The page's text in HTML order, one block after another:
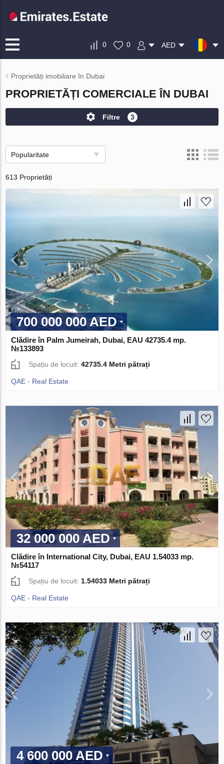
0 0 AED
Proprietăți imobiliare în Dubai
PROPRIETĂȚI COMERCIALE ÎN DUBAI
Filtre 3
Popularitate
613 Proprietăți
700 000 000 AED
Clădire în Palm Jumeirah, Dubai, EAU 42735.4 mp.
№133893
Spațiu de locuit:42735.4 Metri pătrați
QAE - Real Estate
32 000 000 AED
Clădire în International City, Dubai, EAU 1.54033 mp.
№54117
Spațiu de locuit:1.54033 Metri pătrați
QAE - Real Estate
4 600 000 AED